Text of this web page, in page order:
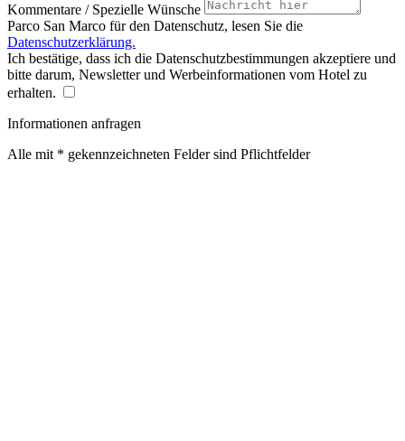
Kommentare / Spezielle Wünsche
Parco San Marco für den Datenschutz, lesen Sie die
Datenschutzerklärung.
Ich bestätige, dass ich die Datenschutzbestimmungen akzeptiere und
bitte darum, Newsletter und Werbeinformationen vom Hotel zu
erhalten.
Informationen anfragen
Alle mit * gekennzeichneten Felder sind Pflichtfelder